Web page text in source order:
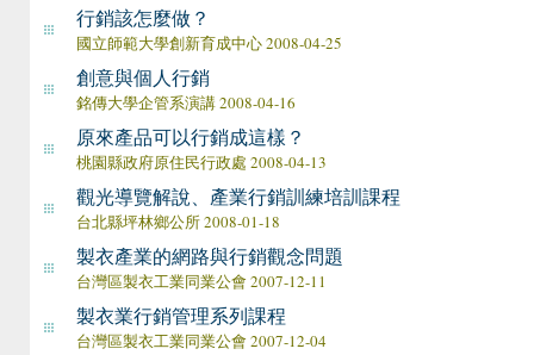
行銷該怎麼做？
國立師範大學創新育成中心 2008-04-25
創意與個人行銷
銘傳大學企管系演講 2008-04-16
原來產品可以行銷成這樣？
桃園縣政府原住民行政處 2008-04-13
觀光導覽解說、產業行銷訓練培訓課程
台北縣坪林鄉公所 2008-01-18
製衣產業的網路與行銷觀念問題
台灣區製衣工業同業公會 2007-12-11
製衣業行銷管理系列課程
台灣區製衣工業同業公會 2007-12-04